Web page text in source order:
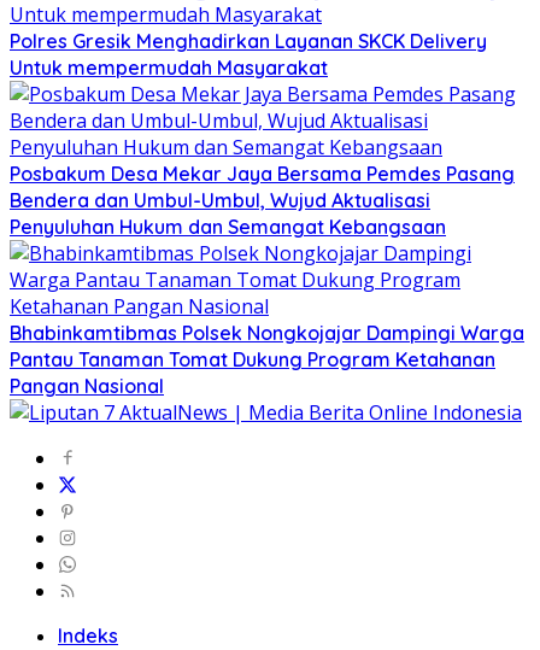
Polres Gresik Menghadirkan Layanan SKCK Delivery
Untuk mempermudah Masyarakat
Posbakum Desa Mekar Jaya Bersama Pemdes Pasang
Bendera dan Umbul-Umbul, Wujud Aktualisasi
Penyuluhan Hukum dan Semangat Kebangsaan
Bhabinkamtibmas Polsek Nongkojajar Dampingi Warga
Pantau Tanaman Tomat Dukung Program Ketahanan
Pangan Nasional
Indeks